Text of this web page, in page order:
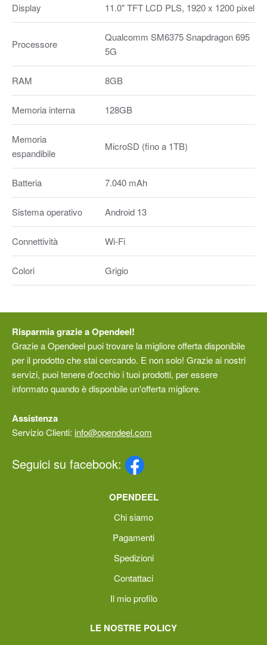
Display 11.0" TFT LCD PLS, 1920 x 1200 pixel
Processore
Qualcomm SM6375 Snapdragon 695
5G
RAM 8GB
Memoria interna 128GB
Memoria
espandibile
MicroSD (fino a 1TB)
Batteria 7.040 mAh
Sistema operativo Android 13
Connettività Wi-Fi
Colori Grigio
Risparmia grazie a Opendeel!
Grazie a Opendeel puoi trovare la migliore offerta disponibile
per il prodotto che stai cercando. E non solo! Grazie ai nostri
servizi, puoi tenere d'occhio i tuoi prodotti, per essere
informato quando è disponbile un'offerta migliore.
Assistenza
Servizio Clienti: info@opendeel.com
Seguici su facebook:
OPENDEEL
Chi siamo
Pagamenti
Spedizioni
Contattaci
Il mio profilo
LE NOSTRE POLICY